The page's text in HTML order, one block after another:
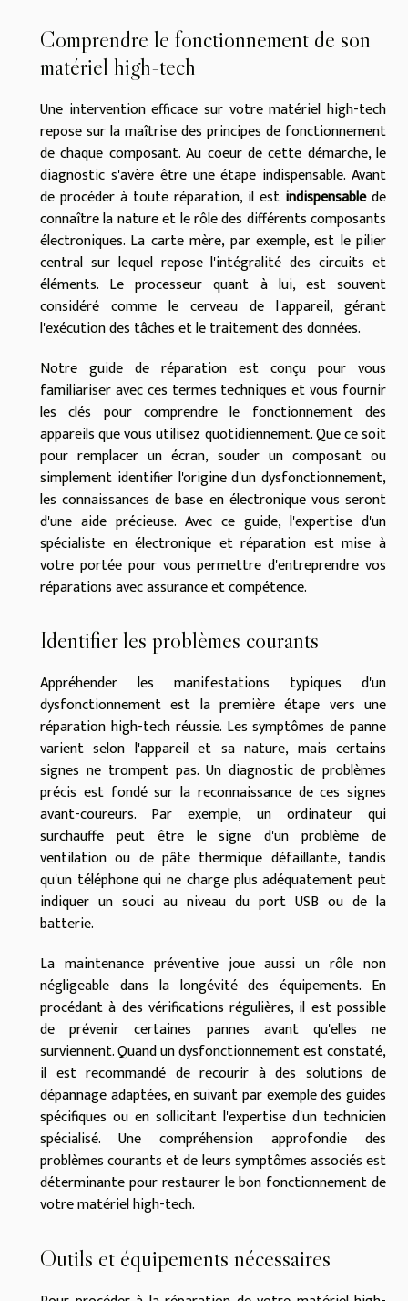
Comprendre le fonctionnement de son
matériel high-tech
Une intervention efficace sur votre matériel high-tech
repose sur la maîtrise des principes de fonctionnement
de chaque composant. Au coeur de cette démarche, le
diagnostic s'avère être une étape indispensable. Avant
de procéder à toute réparation, il est indispensablede
connaître la nature et le rôle des différents composants
électroniques. La carte mère, par exemple, est le pilier
central sur lequel repose l'intégralité des circuits et
éléments. Le processeur quant à lui, est souvent
considéré comme le cerveau de l'appareil, gérant
l'exécution des tâches et le traitement des données.
Notre guide de réparation est conçu pour vous
familiariser avec ces termes techniques et vous fournir
les clés pour comprendre le fonctionnement des
appareils que vous utilisez quotidiennement. Que ce soit
pour remplacer un écran, souder un composant ou
simplement identifier l'origine d'un dysfonctionnement,
les connaissances de base en électronique vous seront
d'une aide précieuse. Avec ce guide, l'expertise d'un
spécialiste en électronique et réparation est mise à
votre portée pour vous permettre d'entreprendre vos
réparations avec assurance et compétence.
Identifier les problèmes courants
Appréhender les manifestations typiques d'un
dysfonctionnement est la première étape vers une
réparation high-tech réussie. Les symptômes de panne
varient selon l'appareil et sa nature, mais certains
signes ne trompent pas. Un diagnostic de problèmes
précis est fondé sur la reconnaissance de ces signes
avant-coureurs. Par exemple, un ordinateur qui
surchauffe peut être le signe d'un problème de
ventilation ou de pâte thermique défaillante, tandis
qu'un téléphone qui ne charge plus adéquatement peut
indiquer un souci au niveau du port USB ou de la
batterie.
La maintenance préventive joue aussi un rôle non
négligeable dans la longévité des équipements. En
procédant à des vérifications régulières, il est possible
de prévenir certaines pannes avant qu'elles ne
surviennent. Quand un dysfonctionnement est constaté,
il est recommandé de recourir à des solutions de
dépannage adaptées, en suivant par exemple des guides
spécifiques ou en sollicitant l'expertise d'un technicien
spécialisé. Une compréhension approfondie des
problèmes courants et de leurs symptômes associés est
déterminante pour restaurer le bon fonctionnement de
votre matériel high-tech.
Outils et équipements nécessaires